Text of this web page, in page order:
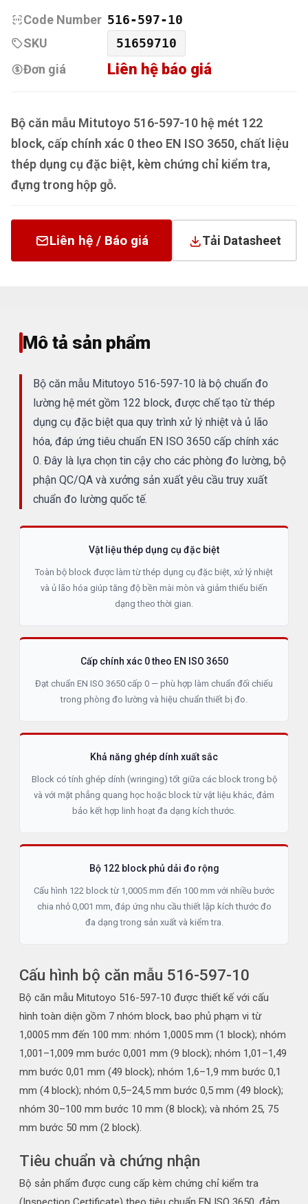
Code Number 516-597-10
SKU
51659710
Đơn giá
Liên hệ báo giá
Bộ căn mẫu Mitutoyo 516-597-10 hệ mét 122
block, cấp chính xác 0 theo EN ISO 3650, chất liệu
thép dụng cụ đặc biệt, kèm chứng chỉ kiểm tra,
đựng trong hộp gỗ.
Liên hệ / Báo giá Tải Datasheet
Mô tả sản phẩm
Bộ căn mẫu Mitutoyo 516-597-10 là bộ chuẩn đo
lường hệ mét gồm 122 block, được chế tạo từ thép
dụng cụ đặc biệt qua quy trình xử lý nhiệt và ủ lão
hóa, đáp ứng tiêu chuẩn EN ISO 3650 cấp chính xác
0. Đây là lựa chọn tin cậy cho các phòng đo lường, bộ
phận QC/QA và xưởng sản xuất yêu cầu truy xuất
chuẩn đo lường quốc tế.
Vật liệu thép dụng cụ đặc biệt
Toàn bộ block được làm từ thép dụng cụ đặc biệt, xử lý nhiệt
và ủ lão hóa giúp tăng độ bền mài mòn và giảm thiểu biến
dạng theo thời gian.
Cấp chính xác 0 theo EN ISO 3650
Đạt chuẩn EN ISO 3650 cấp 0 — phù hợp làm chuẩn đối chiếu
trong phòng đo lường và hiệu chuẩn thiết bị đo.
Khả năng ghép dính xuất sắc
Block có tính ghép dính (wringing) tốt giữa các block trong bộ
và với mặt phẳng quang học hoặc block từ vật liệu khác, đảm
bảo kết hợp linh hoạt đa dạng kích thước.
Bộ 122 block phủ dải đo rộng
Cấu hình 122 block từ 1,0005 mm đến 100 mm với nhiều bước
chia nhỏ 0,001 mm, đáp ứng nhu cầu thiết lập kích thước đo
đa dạng trong sản xuất và kiểm tra.
Cấu hình bộ căn mẫu 516-597-10
Bộ căn mẫu Mitutoyo 516-597-10 được thiết kế với cấu
hình toàn diện gồm 7 nhóm block, bao phủ phạm vi từ
1,0005 mm đến 100 mm: nhóm 1,0005 mm (1 block); nhóm
1,001–1,009 mm bước 0,001 mm (9 block); nhóm 1,01–1,49
mm bước 0,01 mm (49 block); nhóm 1,6–1,9 mm bước 0,1
mm (4 block); nhóm 0,5–24,5 mm bước 0,5 mm (49 block);
nhóm 30–100 mm bước 10 mm (8 block); và nhóm 25, 75
mm bước 50 mm (2 block).
Tiêu chuẩn và chứng nhận
Bộ sản phẩm được cung cấp kèm chứng chỉ kiểm tra